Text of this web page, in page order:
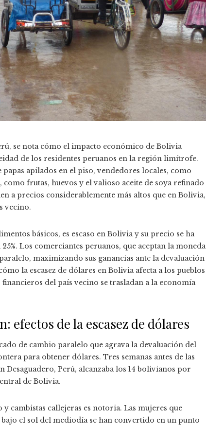
se nota cómo el impacto económico de Bolivia
de los residentes peruanos en la región limítrofe.
apilados en el piso, vendedores locales, como
frutas, huevos y el valioso aceite de soya refinado
a precios considerablemente más altos que en Bolivia,
vecino.
básicos, es escaso en Bolivia y su precio se ha
Los comerciantes peruanos, que aceptan la moneda
maximizando sus ganancias ante la devaluación
la escasez de dólares en Bolivia afecta a los pueblos
del país vecino se trasladan a la economía
efectos de la escasez de dólares
de cambio paralelo que agrava la devaluación del
para obtener dólares. Tres semanas antes de las
Desaguadero, Perú, alcanzaba los 14 bolivianos por
de Bolivia.
cambistas callejeras es notoria. Las mujeres que
el sol del mediodía se han convertido en un punto